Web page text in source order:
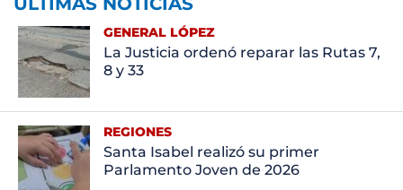
GENERAL LÓPEZ
La Justicia ordenó reparar las Rutas 7,
8 y 33
REGIONES
Santa Isabel realizó su primer
Parlamento Joven de 2026